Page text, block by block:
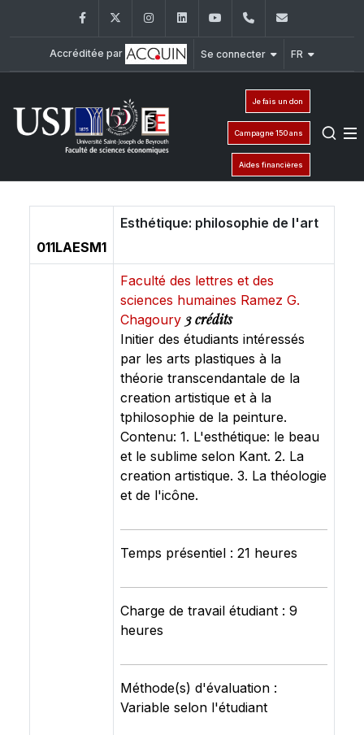
FacebookTwitter InstagramLinkedInYouTube+961 (1) 421 644
Accréditée par Se connecter FR
Je fais un don
Campagne 150 ans
Aides financières
011LAESM1
Esthétique: philosophie de l'art
Faculté des lettres et des
sciences humaines Ramez G.
Chagoury 3 crédits
Initier des étudiants intéressés
par les arts plastiques à la
théorie transcendantale de la
creation artistique et à la
tphilosophie de la peinture.
Contenu: 1. L'esthétique: le beau
et le sublime selon Kant. 2. La
creation artistique. 3. La théologie
et de l'icône.
Temps présentiel : 21 heures
Charge de travail étudiant : 9
heures
Méthode(s) d'évaluation :
Variable selon l'étudiant